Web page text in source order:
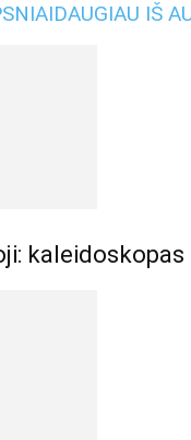
DAUGIAU IŠ
kaleidoskopas